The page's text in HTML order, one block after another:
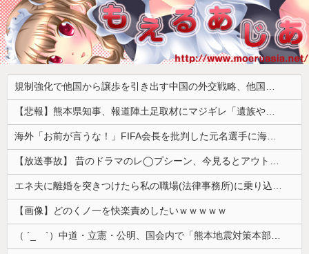
規制強化で他国から譲歩を引き出す中国の外交戦略、他国がサプライチェーン変更で対抗した結果……
【悲報】熊本県知事、報道陣土足取材にマジギレ「遺族や被災者から強い不満でてる！」 → 記者「例えば？」 → 知事、怒り通り越して呆れてしまう ………
海外「お前が言うな！」FIFA会長を批判した元名選手に海外から猛反発！（海外の反応）
【放送事故】 昔のドラマのレ◯プシーン、今見るとアウトすぎる・・・
エネ夫に離婚を突きつけたら私の職場(法律事務所)に乗り込んできた 堂々と「離婚の法律相談です。母の薦めでこちらに参りました」と言っているが、...
【画像】どのくノ一を快楽責めしたいｗｗｗｗｗ
（ ´_ゝ`）中道・立憲・公明、国会内で「熊本地震対策本部会議」各省庁からヒアリング・現地から意見聴取「パーティション、人手、宿泊施設の不足や、...